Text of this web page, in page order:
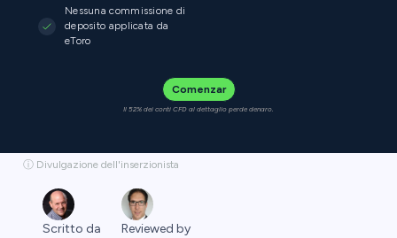
Nessuna commissione di
deposito applicata da
eToro
Comenzar
Il 52% dei conti CFD al dettaglio perde denaro.
ⓘ Divulgazione dell'inserzionista
Scritto da Reviewed by